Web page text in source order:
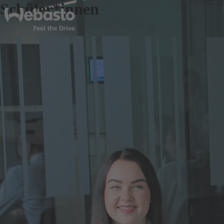
Schüler*innen